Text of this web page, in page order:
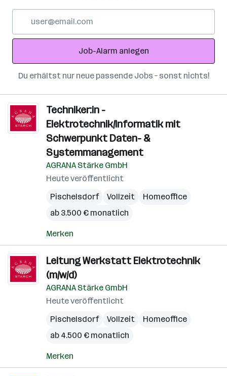
Adresse
Job-Alarm anlegen
Du erhältst nur neue passende Jobs – sonst nichts!
Techniker:in -
Elektrotechnik/Informatik mit
Schwerpunkt Daten- &
Systemmanagement
AGRANA Stärke GmbH
Heute veröffentlicht
Pischelsdorf
Vollzeit
Homeoffice
ab 3.500 € monatlich
Merken
Leitung Werkstatt Elektrotechnik
(m/w/d)
AGRANA Stärke GmbH
Heute veröffentlicht
Pischelsdorf
Vollzeit
Homeoffice
ab 4.500 € monatlich
Merken